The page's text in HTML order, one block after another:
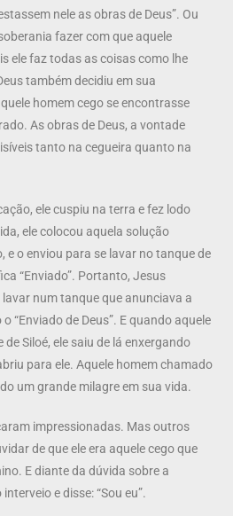
nele as obras de Deus”. Ou
fazer com que aquele
ele faz todas as coisas como lhe
também decidiu em sua
homem cego se encontrasse
As obras de Deus, a vontade
tanto na cegueira quanto na
ele cuspiu na terra e fez lodo
ele colocou aquela solução
e o enviou para se lavar no tanque de
“Enviado”. Portanto, Jesus
num tanque que anunciava a
“Enviado de Deus”. E quando aquele
Siloé, ele saiu de lá enxergando
para ele. Aquele homem chamado
um grande milagre em sua vida.
impressionadas. Mas outros
de que ele era aquele cego que
E diante da dúvida sobre a
e disse: “Sou eu”.